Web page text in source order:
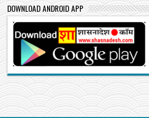
DOWNLOAD ANDROID APP